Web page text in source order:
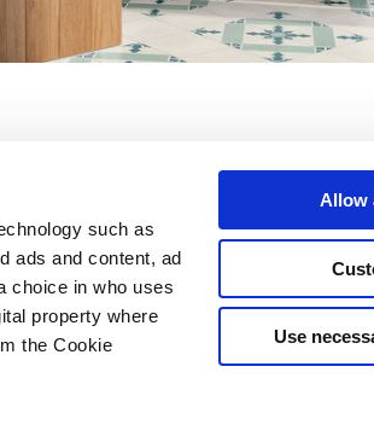
such as
ads and content, ad
choice in who uses
property where
the Cookie
Allow
Use
Download Bereich
Professioneller Bereich